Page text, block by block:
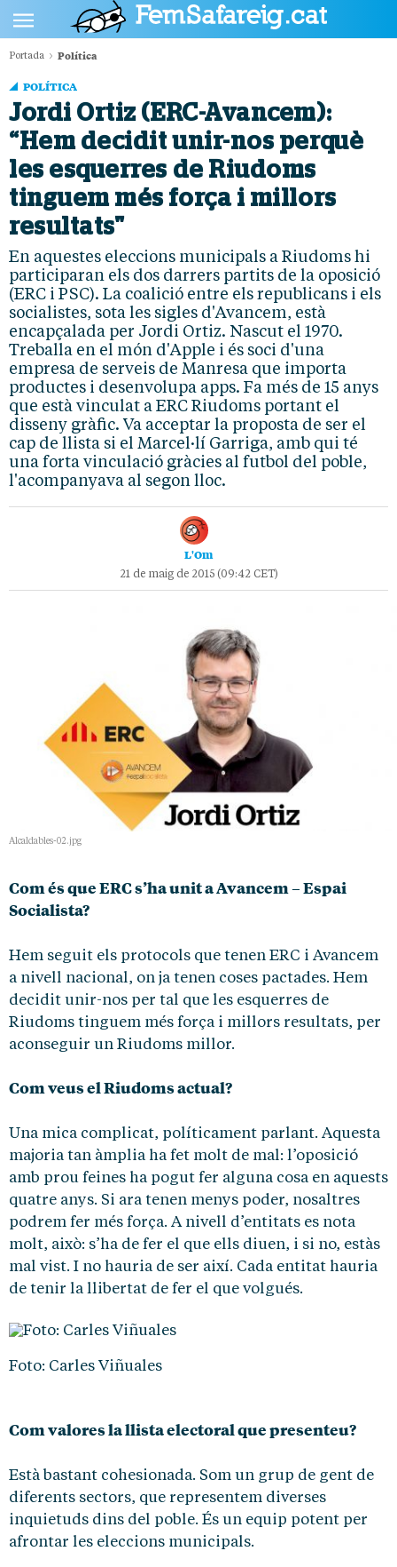
CULTURA
SOCIETAT
ESPORTS
OPINIÓ
Portada Política
POLÍTICA
Jordi Ortiz (ERC-Avancem):
“Hem decidit unir-nos perquè
les esquerres de Riudoms
tinguem més força i millors
resultats"
En aquestes eleccions municipals a Riudoms hi
participaran els dos darrers partits de la oposició
(ERC i PSC). La coalició entre els republicans i els
socialistes, sota les sigles d'Avancem, està
encapçalada per Jordi Ortiz. Nascut el 1970.
Treballa en el món d'Apple i és soci d'una
empresa de serveis de Manresa que importa
productes i desenvolupa apps. Fa més de 15 anys
que està vinculat a ERC Riudoms portant el
disseny gràfic. Va acceptar la proposta de ser el
cap de llista si el Marcel·lí Garriga, amb qui té
una forta vinculació gràcies al futbol del poble,
l'acompanyava al segon lloc.
L'Om
21 de maig de 2015 (09:42 CET)
Alcaldables-02.jpg
Com és que ERC s’ha unit a Avancem – Espai
Socialista?
Hem seguit els protocols que tenen ERC i Avancem
a nivell nacional, on ja tenen coses pactades. Hem
decidit unir-nos per tal que les esquerres de
Riudoms tinguem més força i millors resultats, per
aconseguir un Riudoms millor.
Com veus el Riudoms actual?
Una mica complicat, políticament parlant. Aquesta
majoria tan àmplia ha fet molt de mal: l’oposició
amb prou feines ha pogut fer alguna cosa en aquests
quatre anys. Si ara tenen menys poder, nosaltres
podrem fer més força. A nivell d’entitats es nota
molt, això: s’ha de fer el que ells diuen, i si no, estàs
mal vist. I no hauria de ser així. Cada entitat hauria
de tenir la llibertat de fer el que volgués.
Foto: Carles Viñuales
Com valores la llista electoral que presenteu?
Està bastant cohesionada. Som un grup de gent de
diferents sectors, que representem diverses
inquietuds dins del poble. És un equip potent per
afrontar les eleccions municipals.